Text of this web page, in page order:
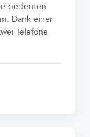
bedeuten
Dank einer
Telefone